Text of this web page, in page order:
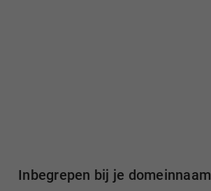
Inbegrepen bij je domeinnaam